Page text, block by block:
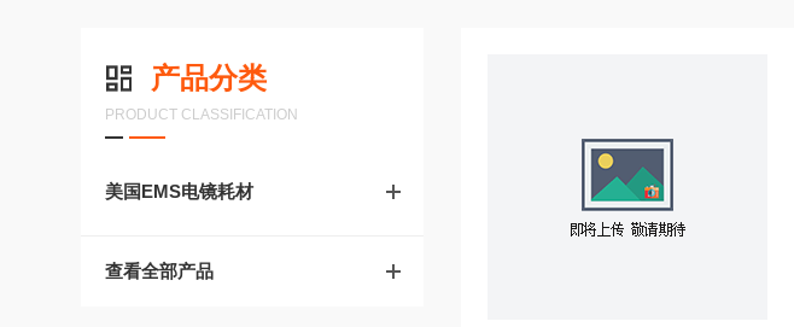
产品分类
PRODUCT CLASSIFICATION
美国EMS电镜耗材
查看全部产品